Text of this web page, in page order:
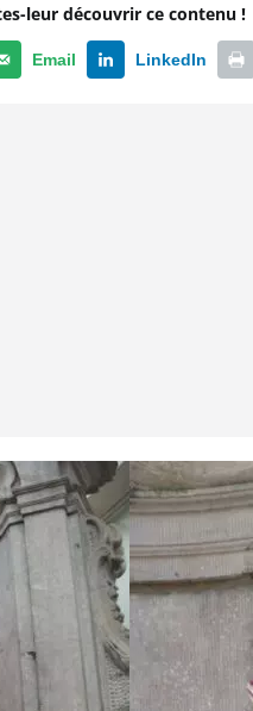
leur découvrir ce contenu !
Email LinkedIn